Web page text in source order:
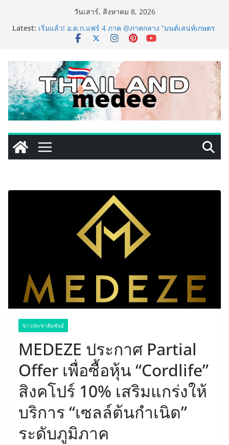
วันเสาร์, สิงหาคม 8, 2026
Latest: แห้งสัตว์เลี้ยง ชูนวัตกรรมพลังธรรมชาติ “Zero-Residue”
เลียขนได้ ปลอดภัย ไร้สารตกค้าง
ไทย สู่ใจกลางมหานคร” ชวนชิม ช้อป สินค้าเกษตร
คุณภาพจากทั่วไทย วันนี้ – 8 สิงหาคมนี้ ณ ลานคนเมือง
ททท. ประกาศความสำเร็จ Village to the World Season
5 ผนึก 9 พันธมิตร ขับเคลื่อน ESG Tourism สืบสานพระ
ราชปณิธาน สร้างคุณค่าการท่องเที่ยวไทยอย่างยั่งยืน
เหิงลี่ แมนูแฟคเจอริ่ง เทคโนโลยี (ไทยแลนด์) เปิดโรงงาน
แห่งใหม่ในชลบุรี เดินหน้าขยายฐานการผลิตสู่เอเชียตะวัน
ออกเฉียงใต้ เสริมแกร่งยุทธศาสตร์ระดับโลก
LORDNINE จัดศึกคนดังสายเกม ไทย ปะทะ ฟิลิปปินส์ ใน
“Rise of the Tenth Lord” เปิดสงครามกิลด์ข้ามประเทศ
ข่าวประชาสัมพันธ์
MEDEZE ประกาศ Partial
Offer เพื่อซื้อหุ้น “Cordlife”
สิงคโปร์ 10% เสริมแกร่งให้
บริการ “เซลล์ต้นกำเนิด”
ระดับภูมิภาค